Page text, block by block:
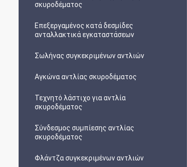
σκυροδέματος
Επεξεργαμένος κατά δεσμίδες
ανταλλακτικά εγκαταστάσεων
Σωλήνας συγκεκριμένων αντλιών
Αγκώνα αντλίας σκυροδέματος
Τεχνητό λάστιχο για αντλία
σκυροδέματος
Σύνδεσμος συμπίεσης αντλίας
σκυροδέματος
Φλάντζα συγκεκριμένων αντλιών